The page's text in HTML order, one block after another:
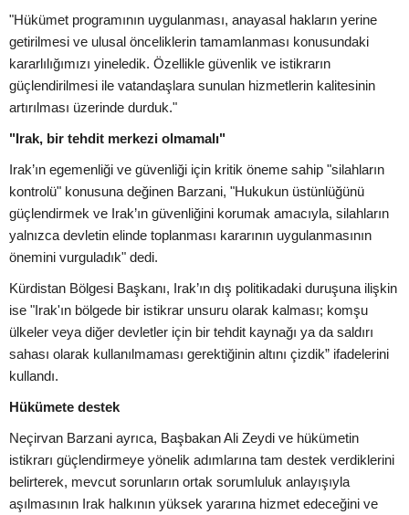
"Hükümet programının uygulanması, anayasal hakların yerine
getirilmesi ve ulusal önceliklerin tamamlanması konusundaki
kararlılığımızı yineledik. Özellikle güvenlik ve istikrarın
güçlendirilmesi ile vatandaşlara sunulan hizmetlerin kalitesinin
artırılması üzerinde durduk."
"Irak, bir tehdit merkezi olmamalı"
Irak’ın egemenliği ve güvenliği için kritik öneme sahip "silahların
kontrolü" konusuna değinen Barzani, "Hukukun üstünlüğünü
güçlendirmek ve Irak’ın güvenliğini korumak amacıyla, silahların
yalnızca devletin elinde toplanması kararının uygulanmasının
önemini vurguladık" dedi.
Kürdistan Bölgesi Başkanı, Irak’ın dış politikadaki duruşuna ilişkin
ise "Irak'ın bölgede bir istikrar unsuru olarak kalması; komşu
ülkeler veya diğer devletler için bir tehdit kaynağı ya da saldırı
sahası olarak kullanılmaması gerektiğinin altını çizdik” ifadelerini
kullandı.
Hükümete destek
Neçirvan Barzani ayrıca, Başbakan Ali Zeydi ve hükümetin
istikrarı güçlendirmeye yönelik adımlarına tam destek verdiklerini
belirterek, mevcut sorunların ortak sorumluluk anlayışıyla
aşılmasının Irak halkının yüksek yararına hizmet edeceğini ve